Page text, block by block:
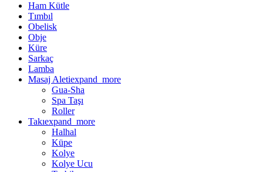
Ham Kütle
Tımbıl
Obelisk
Obje
Küre
Sarkaç
Lamba
Masaj Aletiexpand_more
Gua-Sha
Spa Taşı
Roller
Takıexpand_more
Halhal
Küpe
Kolye
Kolye Ucu